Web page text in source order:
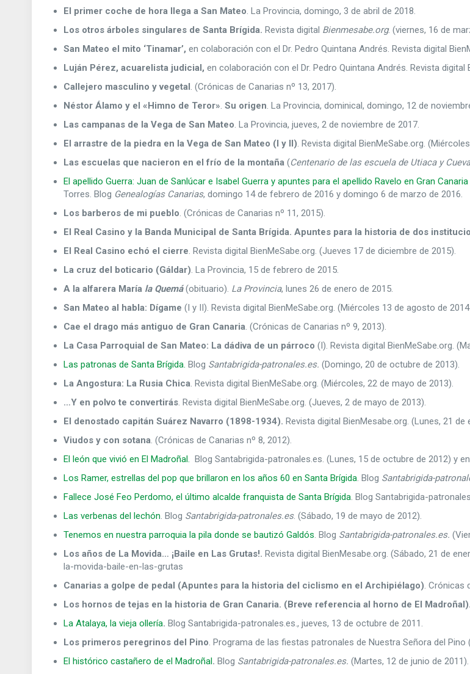
El primer coche de hora llega a San Mateo. La Provincia, domingo, 3 de abril de 2018.
Los otros árboles singulares de Santa Brígida.Revista digital Bienmesabe.org. (viernes, 16 de
San Mateo el mito ‘Tinamar’,en colaboración con el Dr. Pedro Quintana Andrés. Revista digital
Luján Pérez, acuarelista judicial,en colaboración con el Dr. Pedro Quintana Andrés. Revista
Callejero masculino y vegetal. (Crónicas de Canarias nº 13, 2017).
Néstor Álamo y el «Himno de Teror».Su origen. La Provincia, dominical, domingo, 12 de
Las campanas de la Vega de San Mateo. La Provincia, jueves, 2 de noviembre de 2017.
El arrastre de la piedra en la Vega de San Mateo (I y II). Revista digital BienMeSabe.org.
Las escuelas que nacieron en el frío de la montaña (Centenario de las escuela de Utiaca y
El apellido Guerra: Juan de Sanlúcar e Isabel Guerra y apuntes para el apellido Ravelo en Gran
Torres. Blog Genealogías Canarias, domingo 14 de febrero de 2016 y domingo 6 de marzo de 2016.
Los barberos de mi pueblo. (Crónicas de Canarias nº 11, 2015).
El Real Casino y la Banda Municipal de Santa Brígida. Apuntes para la historia de dos
El Real Casino echó el cierre. Revista digital BienMeSabe.org. (Jueves 17 de diciembre de 2015).
La cruz del boticario (Gáldar). La Provincia, 15 de febrero de 2015.
A la alfarera María la Quemá(obituario). La Provincia, lunes 26 de enero de 2015.
San Mateo al habla: Dígame (I y II). Revista digital BienMeSabe.org. (Miércoles 13 de agosto de
Cae el drago más antiguo de Gran Canaria. (Crónicas de Canarias nº 9, 2013).
La Casa Parroquial de San Mateo: La dádiva de un párroco (I). Revista digital BienMeSabe.org.
Las patronas de Santa Brígida. Blog Santabrigida-patronales.es. (Domingo, 20 de octubre de 2013).
La Angostura: La Rusia Chica. Revista digital BienMeSabe.org. (Miércoles, 22 de mayo de 2013).
…Y en polvo te convertirás. Revista digital BienMeSabe.org. (Jueves, 2 de mayo de 2013).
El denostado capitán Suárez Navarro (1898-1934). Revista digital BienMesabe.org. (Lunes, 21 de
Viudos y con sotana. (Crónicas de Canarias nº 8, 2012).
El león que vivió en El Madroñal.Blog Santabrigida-patronales.es. (Lunes, 15 de octubre de 2012) y
Los Ramer, estrellas del pop que brillaron en los años 60 en Santa Brígida. Blog Santabrigida-
Fallece José Feo Perdomo, el último alcalde franquista de Santa Brígida. Blog Santabrigida-
Las verbenas del lechón. Blog Santabrigida-patronales.es. (Sábado, 19 de mayo de 2012).
Tenemos en nuestra parroquia la pila donde se bautizó Galdós. Blog Santabrigida-patronales.es.
Los años de La Movida… ¡Baile en Las Grutas!. Revista digital BienMesabe.org. (Sábado, 21 de
la-movida-baile-en-las-grutas
Canarias a golpe de pedal (Apuntes para la historia del ciclismo en el Archipiélago). Crónicas
Los hornos de tejas en la historia de Gran Canaria. (Breve referencia al horno de El Madroñal).
La Atalaya, la vieja ollería.Blog Santabrigida-patronales.es., jueves, 13 de octubre de 2011.
Los primeros peregrinos del Pino. Programa de las fiestas patronales de Nuestra Señora del Pino
El histórico castañero de el Madroñal.Blog Santabrigida-patronales.es. (Martes, 12 de junio de 2011).